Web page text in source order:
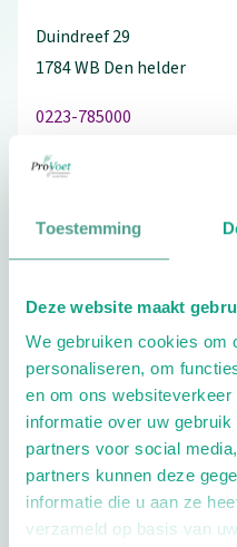
Toestemming
Deze website maakt
We gebruiken cookies om
personaliseren, om
en om ons
informatie over uw
partners voor social
partners kunnen deze
informatie die u aan ze
verzameld op basis van
Duindreef29
1784 WB Den helder
0223-785000
Schrijf ook een
Extra opties